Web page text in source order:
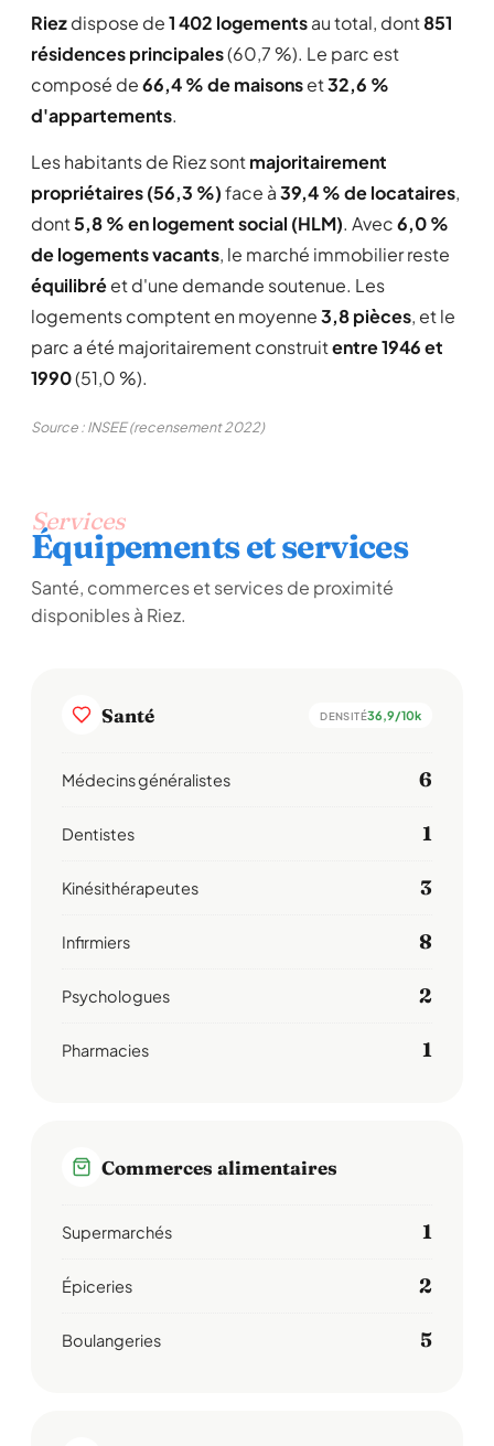
Riezdispose de1 402 logementsau total, dont851
résidences principales(60,7 %). Le parc est
composé de66,4 % de maisonset32,6 %
d'appartements.
Les habitants de Riez sontmajoritairement
propriétaires (56,3 %)face à39,4 % de locataires,
dont5,8 % en logement social (HLM). Avec6,0 %
de logements vacants, le marché immobilier reste
équilibréet d'une demande soutenue. Les
logements comptent en moyenne3,8 pièces, et le
parc a été majoritairement construitentre 1946 et
1990(51,0 %).
Source : INSEE (recensement 2022)
Services
Équipements et services
Santé, commerces et services de proximité
disponibles à Riez.
Santé DENSITÉ36,9/10k
Médecins généralistes 6
Dentistes 1
Kinésithérapeutes 3
Infirmiers 8
Psychologues 2
Pharmacies 1
Commerces alimentaires
Supermarchés 1
Épiceries 2
Boulangeries 5